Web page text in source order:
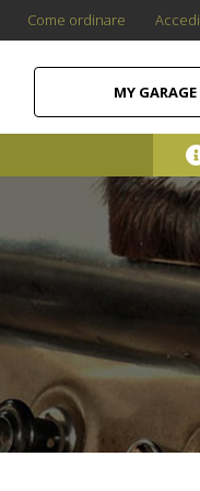
Come ordinare Accedi
MY GARAGE